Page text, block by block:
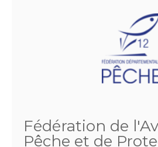
Fédération de
Pêche et de